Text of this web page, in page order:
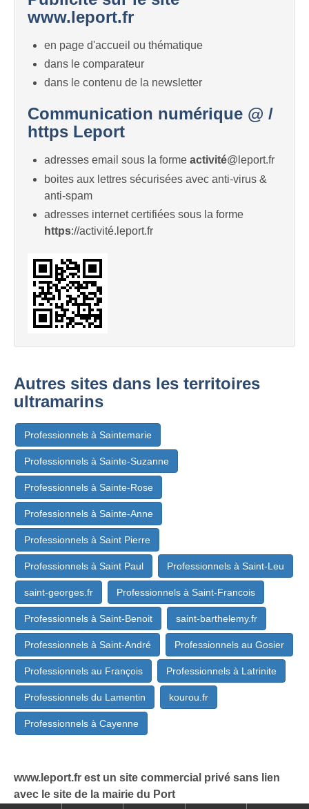
www.leport.fr
en page d'accueil ou thématique
dans le comparateur
dans le contenu de la newsletter
Communication numérique @ /
https Leport
adresses email sous la forme activité@leport.fr
boites aux lettres sécurisées avec anti-virus &
anti-spam
adresses internet certifiées sous la forme
https://activité.leport.fr
Autres sites dans les territoires
ultramarins
Professionnels à Saintemarie
Professionnels à Sainte-Suzanne
Professionnels à Sainte-Rose
Professionnels à Sainte-Anne
Professionnels à Saint Pierre
Professionnels à Saint Paul Professionnels à Saint-Leu
saint-georges.fr Professionnels à Saint-Francois
Professionnels à Saint-Benoit saint-barthelemy.fr
Professionnels à Saint-André Professionnels au Gosier
Professionnels au François Professionnels à Latrinite
Professionnels du Lamentin kourou.fr
Professionnels à Cayenne
www.leport.fr est un site commercial privé sans lien
avec le site de la mairie du Port